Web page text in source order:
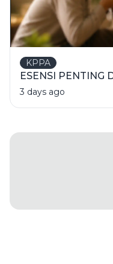
KPPA
ESENSI PENTING
3 days ago